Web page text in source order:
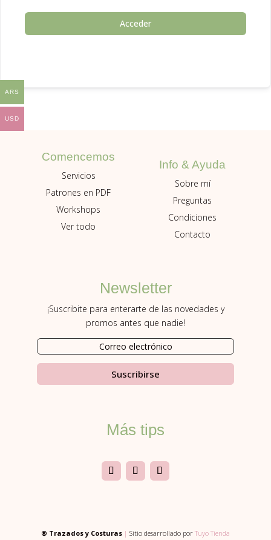
Acceder
Comencemos
Servicios
Patrones en PDF
Workshops
Ver todo
Info & Ayuda
Sobre mí
Preguntas
Condiciones
Contacto
Newsletter
¡Suscribite para enterarte de las novedades y
promos antes que nadie!
Suscribirse
Más tips
® Trazados y Costuras | Sitio desarrollado por Tuyo Tienda
ARS
USD